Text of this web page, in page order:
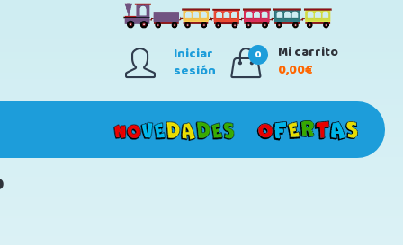
Iniciar
sesión
0
Mi carrito
0,00€